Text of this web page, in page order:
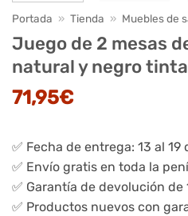
Portada » Tienda » Muebles de
Juego de 2 mesas
natural y negro tinta
71,95€
✅ Fecha de entrega: 13 al 19
✅ Envío gratis en toda la
✅ Garantía de devolución de
✅ Productos nuevos con